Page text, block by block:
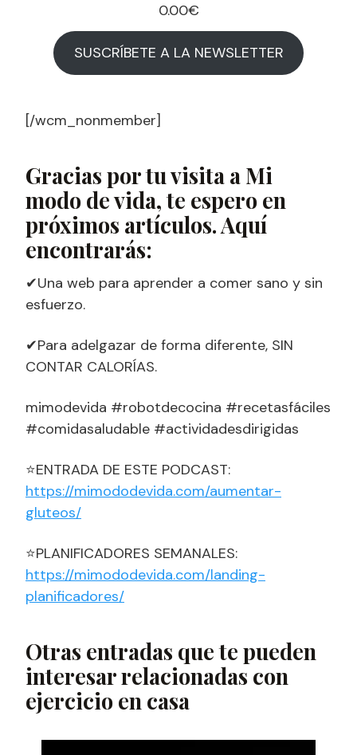
0.00€
SUSCRÍBETE A LA NEWSLETTER
[/wcm_nonmember]
Gracias por tu visita a Mi
modo de vida, te espero en
próximos artículos. Aquí
encontrarás:
✔Una web para aprender a comer sano y sin
esfuerzo.
✔Para adelgazar de forma diferente, SIN
CONTAR CALORÍAS.
mimodevida #robotdecocina #recetasfáciles
#comidasaludable #actividadesdirigidas
⭐ENTRADA DE ESTE PODCAST:
https://mimododevida.com/aumentar-
gluteos/
⭐PLANIFICADORES SEMANALES:
https://mimododevida.com/landing-
planificadores/
Otras entradas que te pueden
interesar relacionadas con
ejercicio en casa